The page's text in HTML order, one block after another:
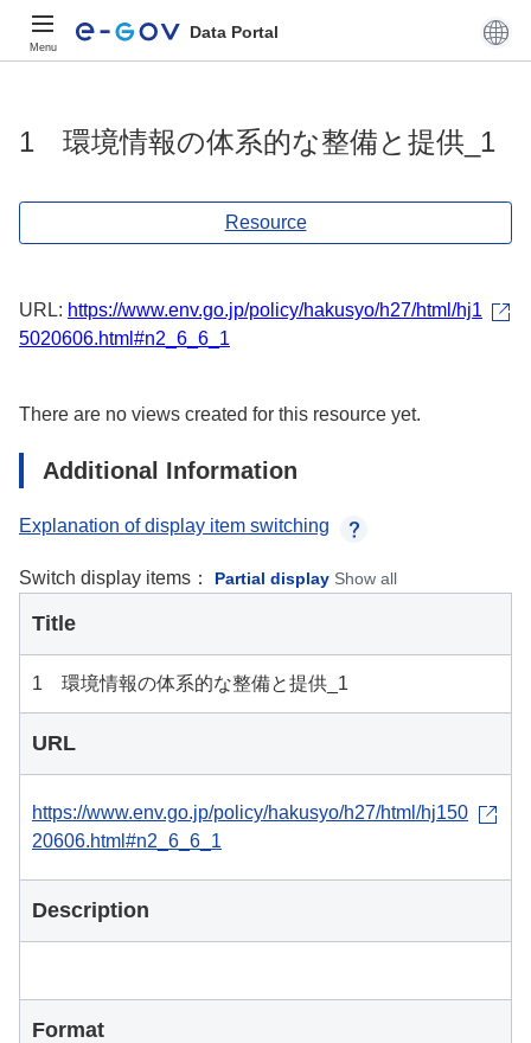
Menu
Data Portal
1 環境情報の体系的な整備と提供_1
Resource
URL: https://www.env.go.jp/policy/hakusyo/h27/html/hj1
5020606.html#n2_6_6_1
There are no views created for this resource yet.
Additional Information
Explanation of display item switching
Switch display items： Partial display Show all
Title
1 環境情報の体系的な整備と提供_1
URL
https://www.env.go.jp/policy/hakusyo/h27/html/hj150
20606.html#n2_6_6_1
Description
Format